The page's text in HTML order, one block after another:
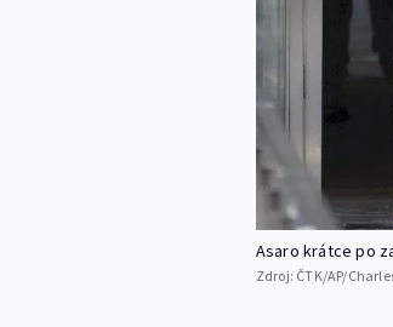
Asaro krátce po
Zdroj: ČTK/AP/